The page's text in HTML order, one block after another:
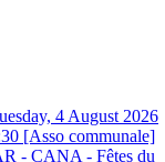
4 August 2026
[Asso communale]
- CANA - Fêtes du